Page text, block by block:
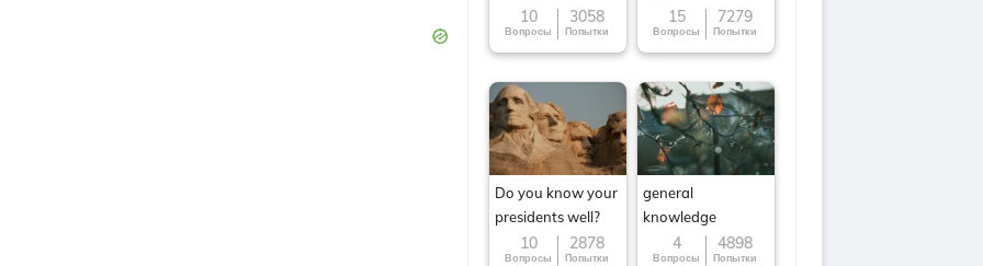
10
Вопросы
3058
Попытки
15
Вопросы
7279
Попытки
Do you know your
presidents well?
10
Вопросы
2878
Попытки
general
knowledge
4
Вопросы
4898
Попытки